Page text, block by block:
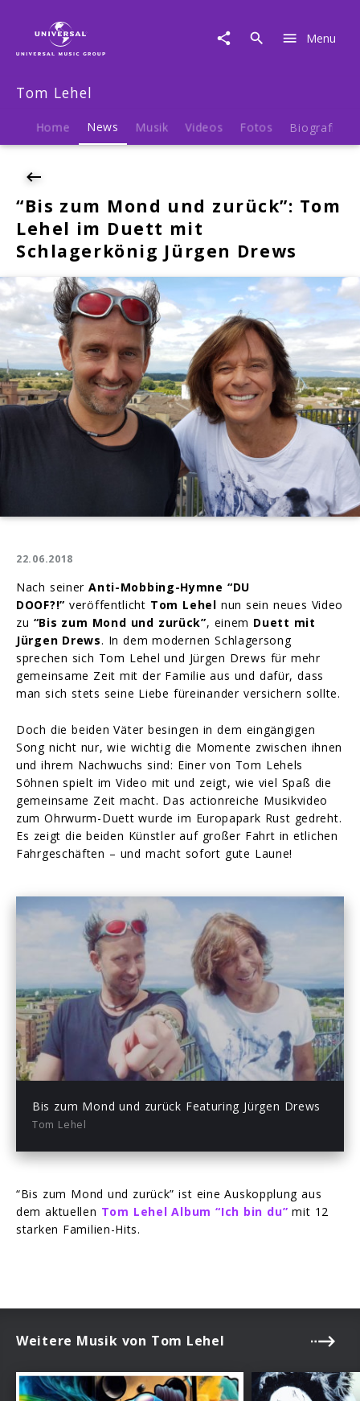
News
"Bis
und
Tom
Duett
mit
Schlagerkönig
Jürgen
Drews
Menu
Tom Lehel
Home News Musik Videos Fotos Biografie
“Bis zum Mond und zurück”: Tom
Lehel im Duett mit
Schlagerkönig Jürgen Drews
22.06.2018
Nach seinerAnti-Mobbing-Hymne “DU
DOOF?!”veröffentlicht Tom Lehel nun sein neues Video
zu “Bis zum Mond und zurück”, einem Duett mit
Jürgen Drews. In dem modernen Schlagersong
sprechen sich Tom Lehel und Jürgen Drews für mehr
gemeinsame Zeit mit der Familie aus und dafür, dass
man sich stets seine Liebe füreinander versichern sollte.
Doch die beiden Väter besingen in dem eingängigen
Song nicht nur, wie wichtig die Momente zwischen ihnen
und ihrem Nachwuchs sind: Einer von Tom Lehels
Söhnen spielt im Video mit und zeigt, wie viel Spaß die
gemeinsame Zeit macht. Das actionreiche Musikvideo
zum Ohrwurm-Duett wurde im Europapark Rust gedreht.
Es zeigt die beiden Künstler auf großer Fahrt in etlichen
Fahrgeschäften – und macht sofort gute Laune!
Play
-03:39
Mute
Enter
Play
Bis zum Mond und zurück Featuring Jürgen Drews
Tom Lehel
“Bis zum Mond und zurück” ist eine Auskopplung aus
dem aktuellen Tom Lehel Album “Ich bin du” mit 12
starken Familien-Hits.
Weitere Musik von Tom Lehel